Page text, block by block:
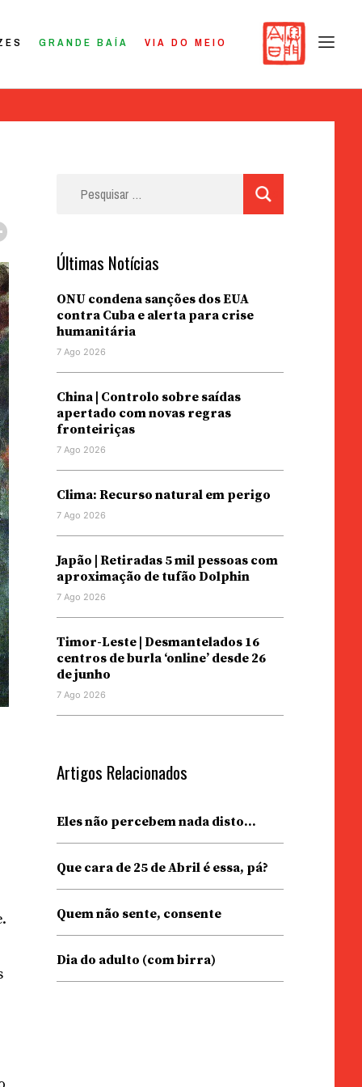
GRANDE BAÍA VIA DO MEIO
Últimas Notícias
ONU condena sanções dos EUA
contra Cuba e alerta para crise
humanitária
7 Ago 2026
China | Controlo sobre saídas
apertado com novas regras
fronteiriças
7 Ago 2026
Clima: Recurso natural em perigo
7 Ago 2026
Japão | Retiradas 5 mil pessoas com
aproximação de tufão Dolphin
7 Ago 2026
Timor-Leste | Desmantelados 16
centros de burla ‘online’ desde 26
de junho
7 Ago 2026
Artigos Relacionados
Eles não percebem nada disto…
Que cara de 25 de Abril é essa, pá?
Quem não sente, consente
Dia do adulto (com birra)